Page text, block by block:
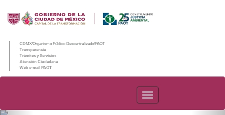
CDMX/Organismo Público Descentralizado/PAOT
Transparencia
Trámites y Servicios
Atención Ciudadana
Web e-mail PAOT
PAOT